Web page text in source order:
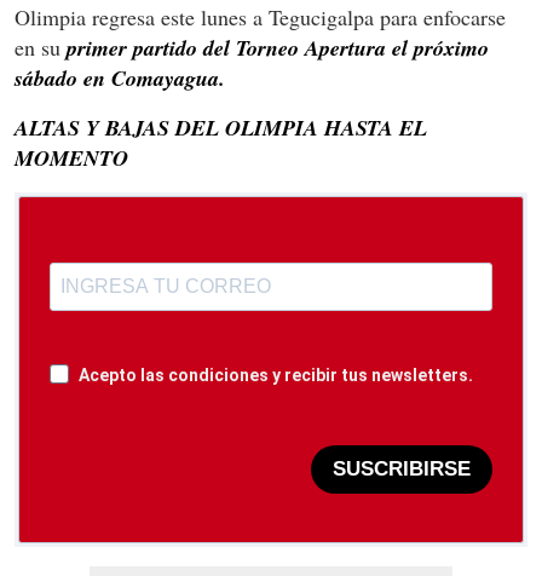
Olimpia regresa este lunes a Tegucigalpa para enfocarse
en su primer partido del Torneo Apertura el próximo
sábado en Comayagua.
ALTAS Y BAJAS DEL OLIMPIA HASTA EL
MOMENTO
Acepto las condiciones y recibir tus newsletters.
SUSCRIBIRSE